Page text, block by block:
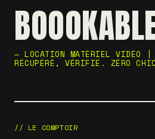
— LOCATION MATÉRIEL VIDÉO
RÉCUPÉRÉ, VÉRIFIÉ. ZÉRO
// LE COMPTOIR